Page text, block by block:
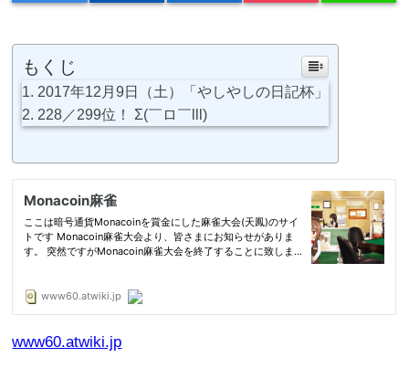
もくじ
2017年12月9日（土）「やしやしの日記杯」
228／299位！ Σ(￣ロ￣lll)
www60.atwiki.jp